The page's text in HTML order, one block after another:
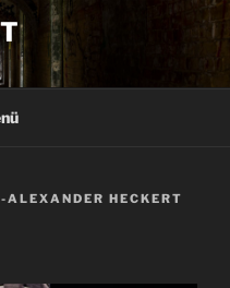
ALEXANDER HECKERT